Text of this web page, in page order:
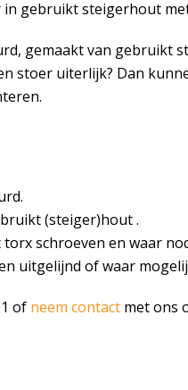
gebruikt steigerhout
gemaakt van gebruikt
stoer uiterlijk? Dan
(steiger)hout .
schroeven en waar
uitgelijnd of waar
of neem contact met ons